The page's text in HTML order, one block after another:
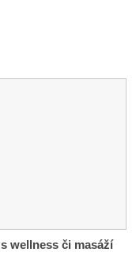
wellness či masáží